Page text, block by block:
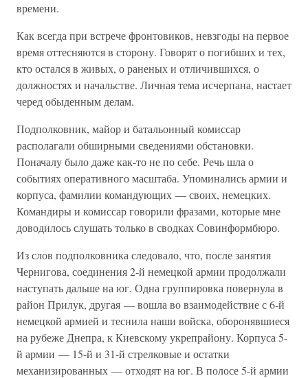
времени.
Как всегда при встрече фронтовиков, невзгоды на первое
время оттесняются в сторону. Говорят о погибших и тех,
кто остался в живых, о раненых и отличившихся, о
должностях и начальстве. Личная тема исчерпана, настает
черед обыденным делам.
Подполковник, майор и батальонный комиссар
располагали обширными сведениями обстановки.
Поначалу было даже как-то не по себе. Речь шла о
событиях оперативного масштаба. Упоминались армии и
корпуса, фамилии командующих — своих, немецких.
Командиры и комиссар говорили фразами, которые мне
доводилось слушать только в сводках Совинформбюро.
Из слов подполковника следовало, что, после занятия
Чернигова, соединения 2-й немецкой армии продолжали
наступать дальше на юг. Одна группировка повернула в
район Прилук, другая — вошла во взаимодействие с 6-й
немецкой армией и теснила наши войска, оборонявшиеся
на рубеже Днепра, к Киевскому укрепрайону. Корпуса 5-
й армии — 15-й и 31-й стрелковые и остатки
механизированных — отходят на юг. В полосе 5-й армии